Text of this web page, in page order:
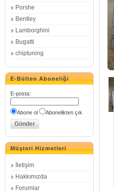
Porshe
Bentley
Lamborghini
Bugatti
chiptuning
E-Bülten Aboneliği
E-posta:
Abone ol Abonelikten çık
Müşteri Hizmetleri
İletişim
Hakkımızda
Forumlar